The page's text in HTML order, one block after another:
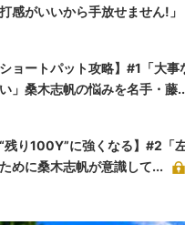
打感がいいから手放せません!」
ショートパット攻略】#1「大
」桑木志帆の悩みを名手・藤
“残り100Y”に強くなる】#2「
めに桑木志帆が意識して...